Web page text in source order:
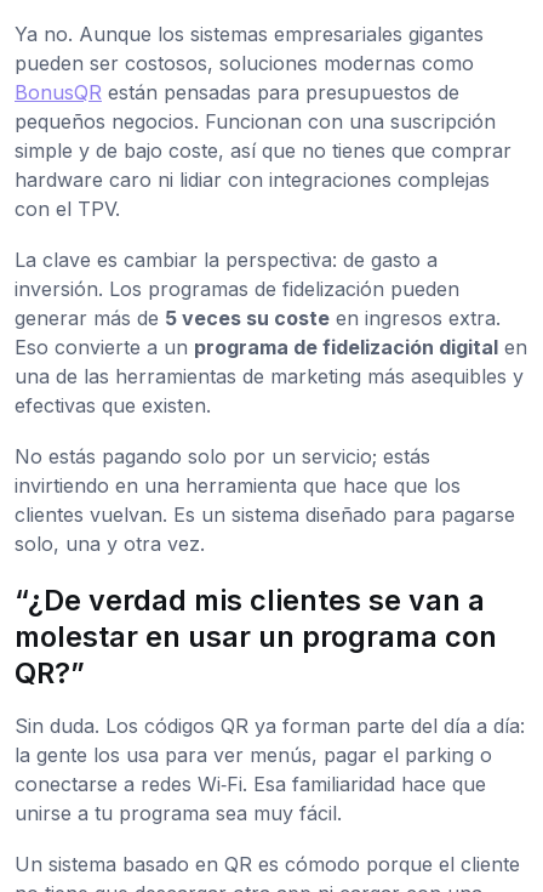
Ya no. Aunque los sistemas empresariales gigantes
pueden ser costosos, soluciones modernas como
BonusQR están pensadas para presupuestos de
pequeños negocios. Funcionan con una suscripción
simple y de bajo coste, así que no tienes que comprar
hardware caro ni lidiar con integraciones complejas
con el TPV.
La clave es cambiar la perspectiva: de gasto a
inversión. Los programas de fidelización pueden
generar más de 5 veces su coste en ingresos extra.
Eso convierte a un programa de fidelización digital en
una de las herramientas de marketing más asequibles y
efectivas que existen.
No estás pagando solo por un servicio; estás
invirtiendo en una herramienta que hace que los
clientes vuelvan. Es un sistema diseñado para pagarse
solo, una y otra vez.
“¿De verdad mis clientes se van a
molestar en usar un programa con
QR?”
Sin duda. Los códigos QR ya forman parte del día a día:
la gente los usa para ver menús, pagar el parking o
conectarse a redes Wi‑Fi. Esa familiaridad hace que
unirse a tu programa sea muy fácil.
Un sistema basado en QR es cómodo porque el cliente